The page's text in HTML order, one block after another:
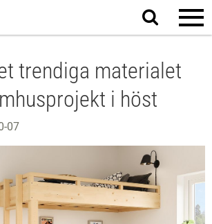
Sök
på
trendiga materialet
i höst
07